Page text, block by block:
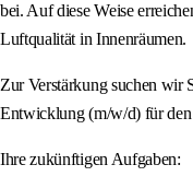
bei. Auf diese Weise
Luftqualität in Innenräumen.
Zur Verstärkung suchen wir
Entwicklung (m/w/d) für den
Ihre zukünftigen Aufgaben: